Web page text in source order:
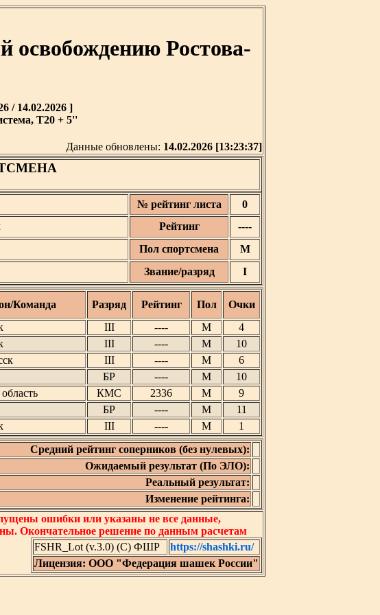
Ростова-
/ 14.02.2026 ]
T20 + 5''
Данные обновлены: 14.02.2026 [13:23:37]
№ рейтинг листа
0
Рейтинг
----
Пол спортсмена
М
Звание/разряд I
Команда Разряд Рейтинг Пол
Очки
III ---- М
4
III ---- М
10
III ---- М
6
БР ---- М
10
КМС 2336 М
9
БР ---- М
11
III ---- М
1
Средний рейтинг соперников (без нулевых):
Ожидаемый результат (По ЭЛО):
Реальный результат:
Изменение рейтинга:
ошибки или указаны не все данные,
Окончательное решение по данным расчетам
FSHR_Lot (v.3.0) (C) ФШР
https://shashki.ru/
Лицензия: ООО "Федерация шашек России"